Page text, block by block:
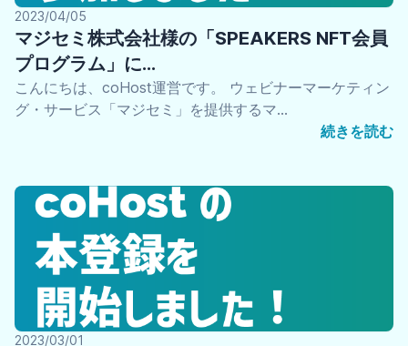
2023/04/05
マジセミ株式会社様の「SPEAKERS NFT会員
プログラム」に…
こんにちは、coHost運営です。 ウェビナーマーケティン
グ・サービス「マジセミ」を提供するマ…
続きを読む
2023/03/01